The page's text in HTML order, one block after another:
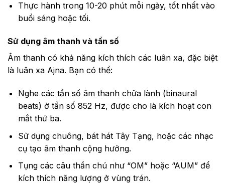
Thực hành trong 10-20 phút mỗi ngày, tốt nhất vào
buổi sáng hoặc tối.
Sử dụng âm thanh và tần số
Âm thanh có khả năng kích thích các luân xa, đặc biệt
là luân xa Ajna. Bạn có thể:
Nghe các tần số âm thanh chữa lành (binaural
beats) ở tần số 852 Hz, được cho là kích hoạt con
mắt thứ ba.
Sử dụng chuông, bát hát Tây Tạng, hoặc các nhạc
cụ tạo âm thanh cộng hưởng.
Tụng các câu thần chú như “OM” hoặc “AUM” để
kích thích năng lượng ở vùng trán.